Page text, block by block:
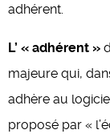
adhérent.
L’ « adhérent »
majeure qui,
adhère au
proposé par «